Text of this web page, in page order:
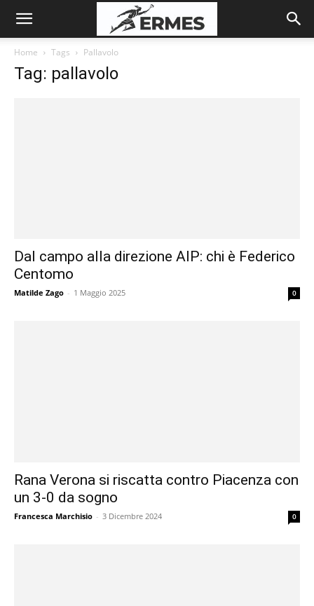
Home Tags Pallavolo
Tag: pallavolo
Dal campo alla direzione AIP: chi è Federico
Centomo
Matilde Zago - 1 Maggio 2025 0
Rana Verona si riscatta contro Piacenza con
un 3-0 da sogno
Francesca Marchisio - 3 Dicembre 2024 0